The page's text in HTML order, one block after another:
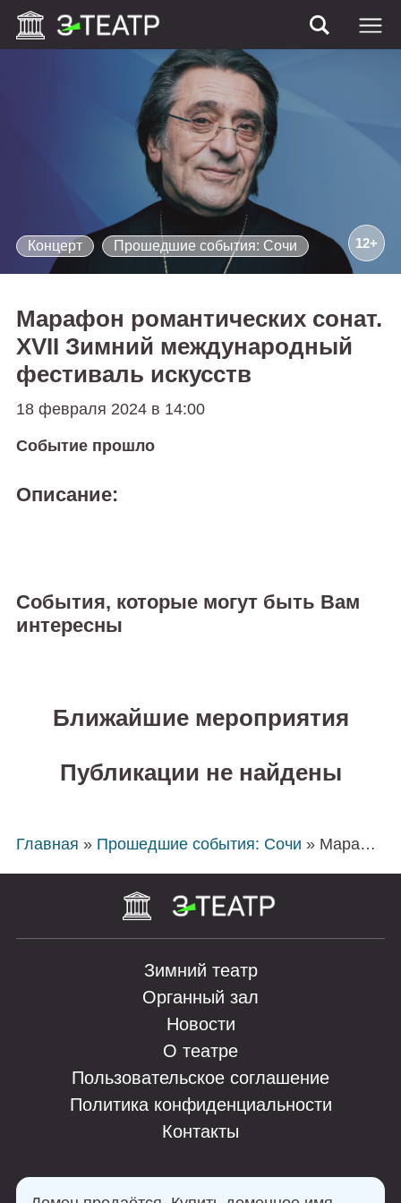
Концерт Прошедшие события: Сочи
Марафон романтических сонат.
XVII Зимний международный
фестиваль искусств
18 февраля 2024 в 14:00
Событие прошло
12+
Описание:
События, которые могут быть Вам
интересны
Ближайшие мероприятия
Публикации не найдены
Главная » Прошедшие события: Сочи » Марафон романтических сонат. XVII Зимний международный фестиваль искусств
Зимний театр
Органный зал
Новости
О театре
Пользовательское соглашение
Политика конфиденциальности
Контакты